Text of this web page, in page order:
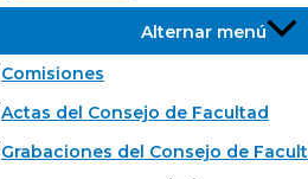
Alternar menú
Comisiones
Actas del Consejo de Facultad
Grabaciones del Consejo de